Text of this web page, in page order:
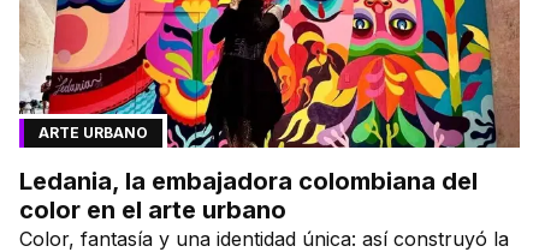
ARTE URBANO
Ledania, la embajadora colombiana del
color en el arte urbano
Color, fantasía y una identidad única: así construyó la